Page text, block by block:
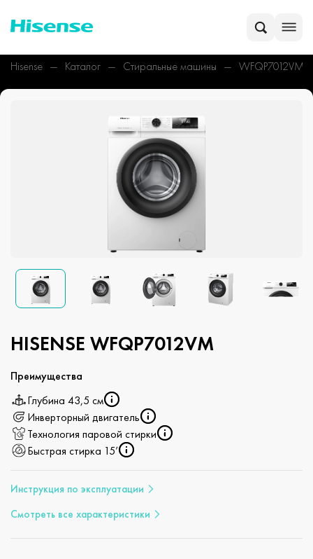
Hisense Каталог Стиральные машины WFQP7012VM
HISENSE WFQP7012VM
Преимущества
Глубина 43,5 см
Инверторный двигатель
Технология паровой стирки
Быстрая стирка 15’
Инструкция по эксплуатации
Смотреть все характеристики